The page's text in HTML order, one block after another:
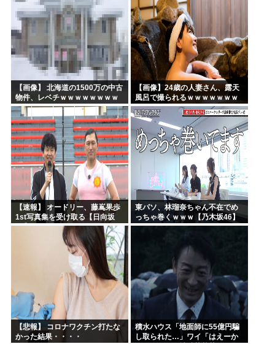
【画像】 北海道の1500万の中古
物件、レベチｗｗｗｗｗｗｗｗ
ｗｗｗｗｗｗｗｗｗｗｗｗ
【画像】24歳の人妻さん、露天
風呂で撮られるｗｗｗｗｗｗｗ
ｗｗｗｗｗｗｗｗｗｗ
【速報】 オードリー、藤嶌果歩
1st写真集を受け取る【日向坂
46】
東パソ、林瑠奈ちゃん不在でめ
っちゃ巻くｗｗｗ【乃木坂46】
【悲報】 コロナワクチン打たな
かった結果・・・・
積水ハウス「地面師に55億円騙
し取られた…」ワイ「はえーか